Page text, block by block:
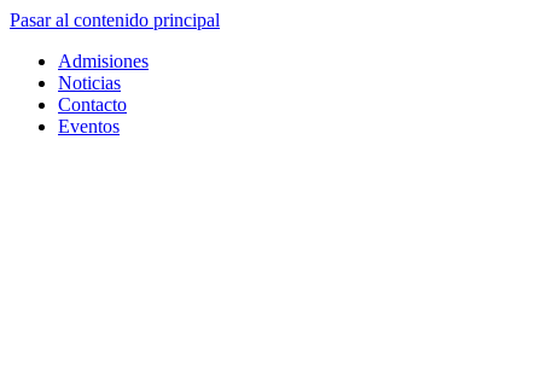
Pasar al contenido principal
Admisiones
Noticias
Contacto
Eventos